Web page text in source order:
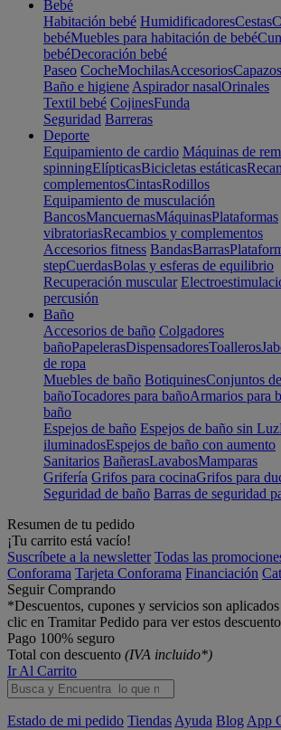
Bebé
Habitación bebé HumidificadoresCestas
bebéMuebles para habitación de bebé
bebéDecoración bebé
Paseo CocheMochilasAccesoriosCapazos
Baño e higiene Aspirador nasalOrinales
Textil bebé CojinesFunda
Seguridad Barreras
Deporte
Equipamiento de cardio Máquinas de
spinningElípticasBicicletas estáticas
complementosCintasRodillos
Equipamiento de musculación
BancosMancuernasMáquinasPlataformas
vibratoriasRecambios y complementos
Accesorios fitness BandasBarras
stepCuerdasBolas y esferas de equilibrio
Recuperación muscular
percusión
Baño
Accesorios de baño Colgadores
bañoPapelerasDispensadoresToalleros
de ropa
Muebles de baño BotiquinesConjuntos
bañoTocadores para bañoArmarios para
baño
Espejos de baño Espejos de baño sin Luz
iluminadosEspejos de baño con aumento
Sanitarios BañerasLavabosMamparas
Grifería Grifos para cocinaGrifos para
Seguridad de baño Barras de seguridad
Resumen de tu pedido
¡Tu carrito está vacío!
Suscríbete a la newsletter Todas las
Conforama Tarjeta Conforama Financiación
Seguir Comprando
*Descuentos, cupones y servicios son
clic en Tramitar Pedido para ver estos
Pago 100% seguro
Total con descuento (IVA incluido*)
Ir Al Carrito
Estado de mi pedido Tiendas Ayuda Blog App